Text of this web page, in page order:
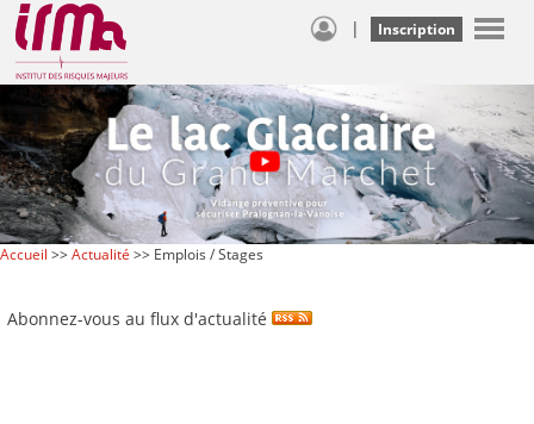
| Inscription
Accueil >>Actualité >> Emplois / Stages
Abonnez-vous au flux d'actualité